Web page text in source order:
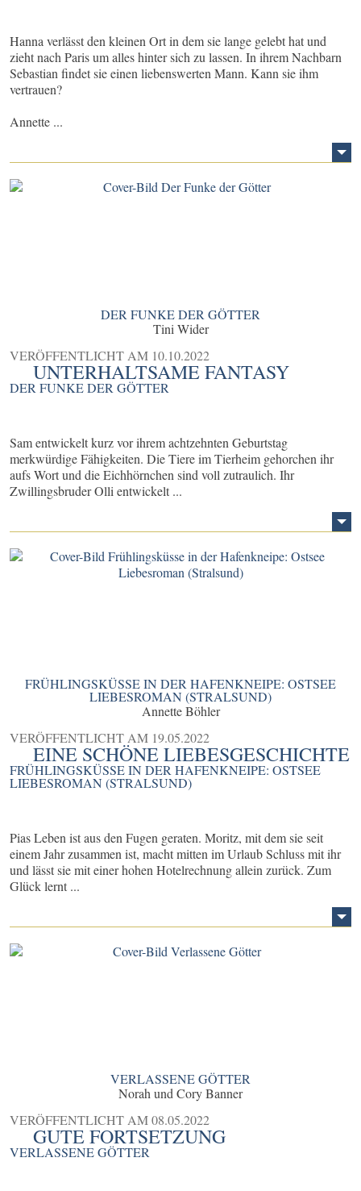
Hanna verlässt den kleinen Ort in dem sie lange gelebt hat und
zieht nach Paris um alles hinter sich zu lassen. In ihrem Nachbarn
Sebastian findet sie einen liebenswerten Mann. Kann sie ihm
vertrauen?
Annette ...
DER FUNKE DER GÖTTER
Tini Wider
VERÖFFENTLICHT AM 10.10.2022
UNTERHALTSAME FANTASY
DER FUNKE DER GÖTTER
Sam entwickelt kurz vor ihrem achtzehnten Geburtstag
merkwürdige Fähigkeiten. Die Tiere im Tierheim gehorchen ihr
aufs Wort und die Eichhörnchen sind voll zutraulich. Ihr
Zwillingsbruder Olli entwickelt ...
FRÜHLINGSKÜSSE IN DER HAFENKNEIPE: OSTSEE
LIEBESROMAN (STRALSUND)
Annette Böhler
VERÖFFENTLICHT AM 19.05.2022
EINE SCHÖNE LIEBESGESCHICHTE
FRÜHLINGSKÜSSE IN DER HAFENKNEIPE: OSTSEE
LIEBESROMAN (STRALSUND)
Pias Leben ist aus den Fugen geraten. Moritz, mit dem sie seit
einem Jahr zusammen ist, macht mitten im Urlaub Schluss mit ihr
und lässt sie mit einer hohen Hotelrechnung allein zurück. Zum
Glück lernt ...
VERLASSENE GÖTTER
Norah und Cory Banner
VERÖFFENTLICHT AM08.05.2022
GUTE FORTSETZUNG
VERLASSENE GÖTTER